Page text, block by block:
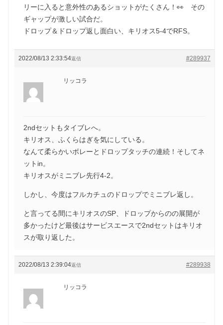
リーに入ると意外性のあるショットがたくさん！👀 その
ギャップが激しい試合だ。
ドロップ＆ドロップ返し面白い、キリオス5-4でRFS。
2022/08/13 2:33:54 #289937
返信
リッコラ
2ndセットもタイブレへ。
キリオス、ふくらはぎを気にしている。
なんて柔らかいボレーとドロップタッチの連続！そしてネ
ットin。
キリオスがミニブレ先行4-2。
しかし、今度はフルカチュのドロップでミニブレ返し。
と言ってる間にキリオスのSP、ドロップからのの展開が
多かったけど最後はサービスエースで2ndセットはキリオ
スが取り返した。
2022/08/13 2:39:04 #289938
返信
リッコラ